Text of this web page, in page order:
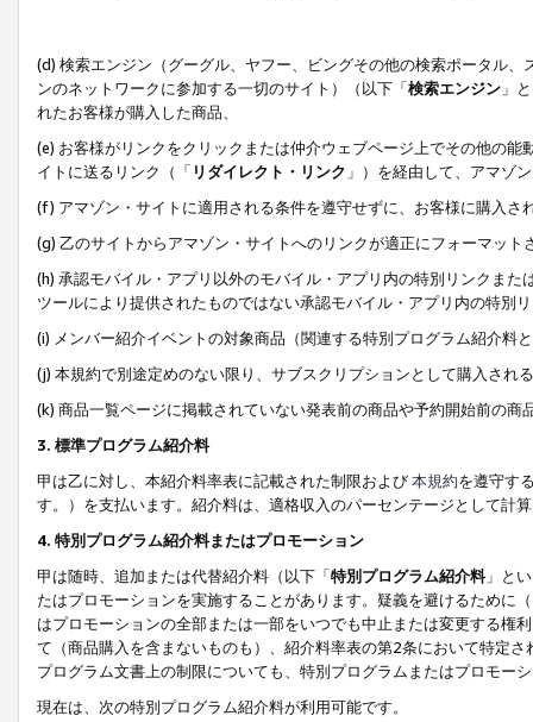
(d) 検索エンジン（グーグル、ヤフー、ビングその他の検索ポータル
ンのネットワークに参加する一切のサイト）（以下「検索エンジン 」
れたお客様が購入した商品、
(e) お客様がリンクをクリックまたは仲介ウェブページ上でその他の
イトに送るリンク（「 リダイレクト・リンク 」）を経由して、アマゾ
(f) アマゾン・サイトに適用される条件を遵守せずに、お客様に購入さ
(g) 乙のサイトからアマゾン・サイトへのリンクが適正にフォーマッ
(h) 承認モバイル・アプリ以外のモバイル・アプリ内の特別リンクま
ツールにより提供されたものではない承認モバイル・アプリ内の特別
(i) メンバー紹介イベントの対象商品（関連する特別プログラム紹介料
(j) 本規約で別途定めのない限り、サブスクリプションとして購入され
(k) 商品一覧ページに掲載されていない発表前の商品や予約開始前の商
3. 標準プログラム紹介料
甲は乙に対し、本紹介料率表に記載された制限および本規約を遵守す
す。）を支払います。紹介料は、適格収入のパーセンテージとして計
4. 特別プログラム紹介料またはプロモーション
甲は随時、追加または代替紹介料（以下「特別プログラム紹介料」と
たはプロモーションを実施することがあります。疑義を避けるために
はプロモーションの全部または一部をいつでも中止または変更する権
て（商品購入を含まないものも）、紹介料率表の第2条において特定
プログラム文書上の制限についても、特別プログラムまたはプロモー
現在は、次の特別プログラム紹介料が利用可能です。